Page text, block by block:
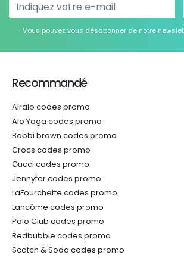
Vous pouvez vous désabonner de notre
Recommandé
Airalo codes promo
Alo Yoga codes promo
Bobbi brown codes promo
Crocs codes promo
Gucci codes promo
Jennyfer codes promo
LaFourchette codes promo
Lancôme codes promo
Polo Club codes promo
Redbubble codes promo
Scotch & Soda codes promo